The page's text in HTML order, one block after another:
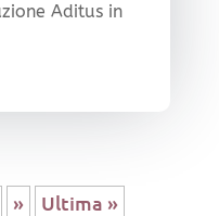
Aditus in
» Ultima »